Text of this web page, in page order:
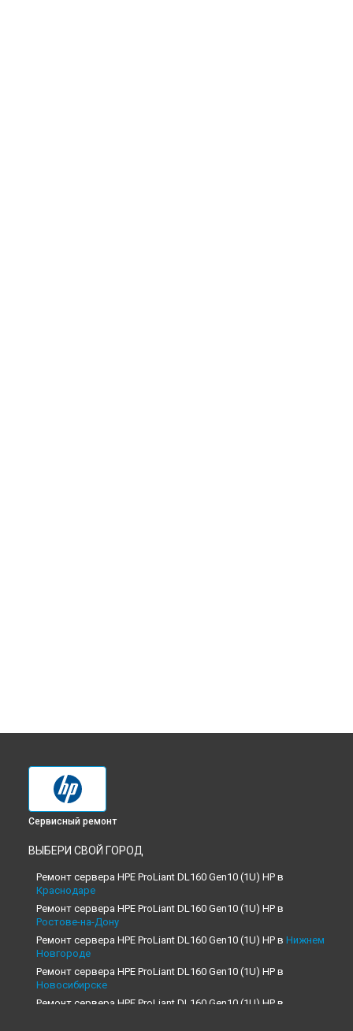
Сервисный ремонт
ВЫБЕРИ СВОЙ ГОРОД
Ремонт сервера HPE ProLiant DL160 Gen10 (1U) HP в
Краснодаре
Ремонт сервера HPE ProLiant DL160 Gen10 (1U) HP в
Ростове-на-Дону
Ремонт сервера HPE ProLiant DL160 Gen10 (1U) HP в Нижнем
Новгороде
Ремонт сервера HPE ProLiant DL160 Gen10 (1U) HP в
Новосибирске
Ремонт сервера HPE ProLiant DL160 Gen10 (1U) HP в